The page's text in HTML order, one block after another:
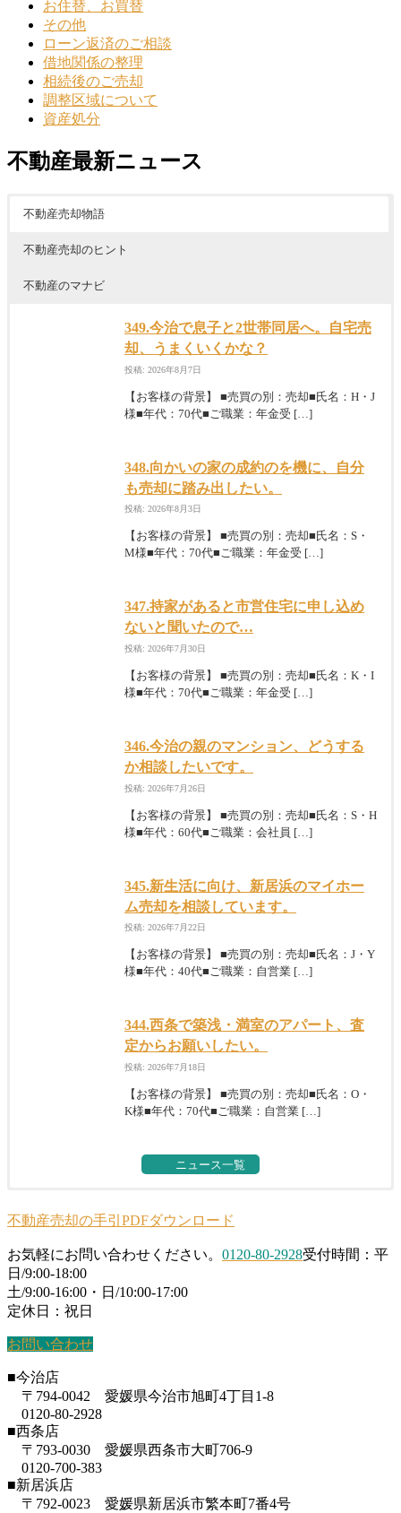
お住替、お買替
その他
ローン返済のご相談
借地関係の整理
相続後のご売却
調整区域について
資産処分
不動産最新ニュース
不動産売却物語
不動産売却のヒント
不動産のマナビ
349.今治で息子と2世帯同居へ。自宅売
却、うまくいくかな？
投稿: 2026年8月7日
【お客様の背景】 ■売買の別：売却■氏名：H・J
様■年代：70代■ご職業：年金受 […]
348.向かいの家の成約のを機に、自分
も売却に踏み出したい。
投稿: 2026年8月3日
【お客様の背景】 ■売買の別：売却■氏名：S・
M様■年代：70代■ご職業：年金受 […]
347.持家があると市営住宅に申し込め
ないと聞いたので…
投稿: 2026年7月30日
【お客様の背景】 ■売買の別：売却■氏名：K・I
様■年代：70代■ご職業：年金受 […]
346.今治の親のマンション、どうする
か相談したいです。
投稿: 2026年7月26日
【お客様の背景】 ■売買の別：売却■氏名：S・H
様■年代：60代■ご職業：会社員 […]
345.新生活に向け、新居浜のマイホー
ム売却を相談しています。
投稿: 2026年7月22日
【お客様の背景】 ■売買の別：売却■氏名：J・Y
様■年代：40代■ご職業：自営業 […]
344.西条で築浅・満室のアパート、査
定からお願いしたい。
投稿: 2026年7月18日
【お客様の背景】 ■売買の別：売却■氏名：O・
K様■年代：70代■ご職業：自営業 […]
ニュース一覧
投稿: 2026年8月9日
こんにちは！イエステーション愛媛総合センタ
ー｜ 今治店の川又です。 不動産には土 […]
こんにちは！イエステーション愛媛総合センタ
ー｜ 今治店の川又です。 空き家や空室 […]
267.マンションにかかる固定資産税、
投稿: 2026年7月24日
投稿: 2023年12月11日
128 住み替えの実績がある不動産会社1社に売
却も購入も任せる ここまでに住み替 […]
投稿: 2023年11月25日
と注意点 売却理由の中でも、それな […]
不動産売却の手引PDFダウンロード
お気軽にお問い合わせください。 0120-80-2928受付時間：平
日/9:00-18:00
土/9:00-16:00・日/10:00-17:00
定休日：祝日
お問い合わせ
■今治店
〒794-0042 愛媛県今治市旭町4丁目1-8
0120-80-2928
■西条店
〒793-0030 愛媛県西条市大町706-9
0120-700-383
■新居浜店
〒792-0023 愛媛県新居浜市繁本町7番4号